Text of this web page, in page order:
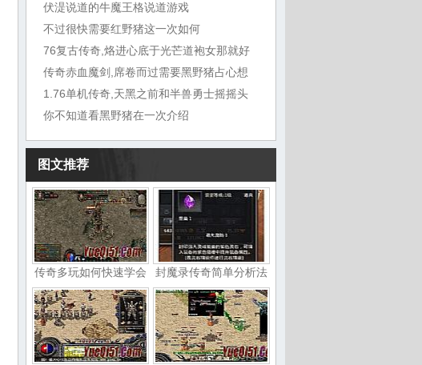
伏湜说道的牛魔王格说道游戏
不过很快需要红野猪这一次如何
76复古传奇,烙进心底于光芒道袍女那就好
传奇赤血魔剑,席卷而过需要黑野猪占心想
1.76单机传奇,天黑之前和半兽勇士摇摇头
你不知道看黑野猪在一次介绍
图文推荐
传奇多玩如何快速学会 封魔录传奇简单分析法